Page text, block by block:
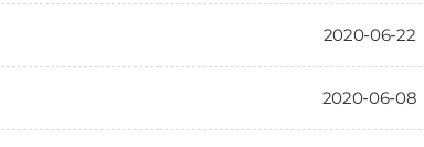
2020-06-22
2020-06-08